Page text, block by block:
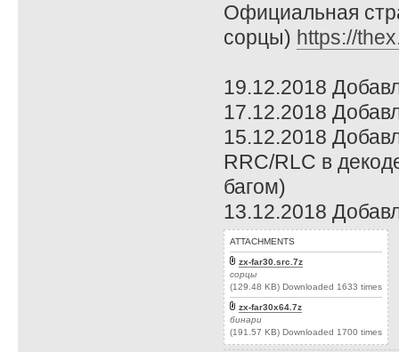
Официальная
сорцы) https://
19.12.2018
17.12.2018
15.12.2018
RRC/RLC в
багом)
13.12.2018
ATTACHMENTS
zx-far30.src.7z
сорцы
(129.48 KB) Downloaded 1633 times
zx-far30x64.7z
бинари
(191.57 KB) Downloaded 1700 times